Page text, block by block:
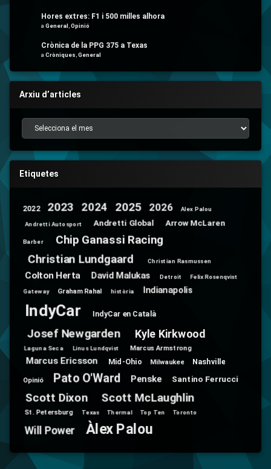
Hores extres: F1 i 500 milles alhora
a General Opinió
Crònica de la PPG 375 a Texas
a Cròniques General
Arxiu d’articles
Arxiu d’articles
Etiquetes
2022 2023 2024 2025 2026 Alex Palou
Andretti Autosport Andretti Global Arrow McLaren
Barber
Chip Ganassi Racing
Christian Lundgaard
Christian Rasmussen
Colton Herta David Malukas Detroit Felix Rosenqvist
Gateway Graham Rahal història Indianapolis
IndyCar IndyCar en Català
Josef Newgarden Kyle Kirkwood
Laguna Seca Linus Lundqvist Marcus Armstrong
Marcus Ericsson Mid-Ohio Milwaukee Nashville
Opinió Pato O'Ward Penske Santino Ferrucci
Scott Dixon Scott McLaughlin
St. Petersburg Texas Thermal Top Ten Toronto
Will Power Àlex Palou